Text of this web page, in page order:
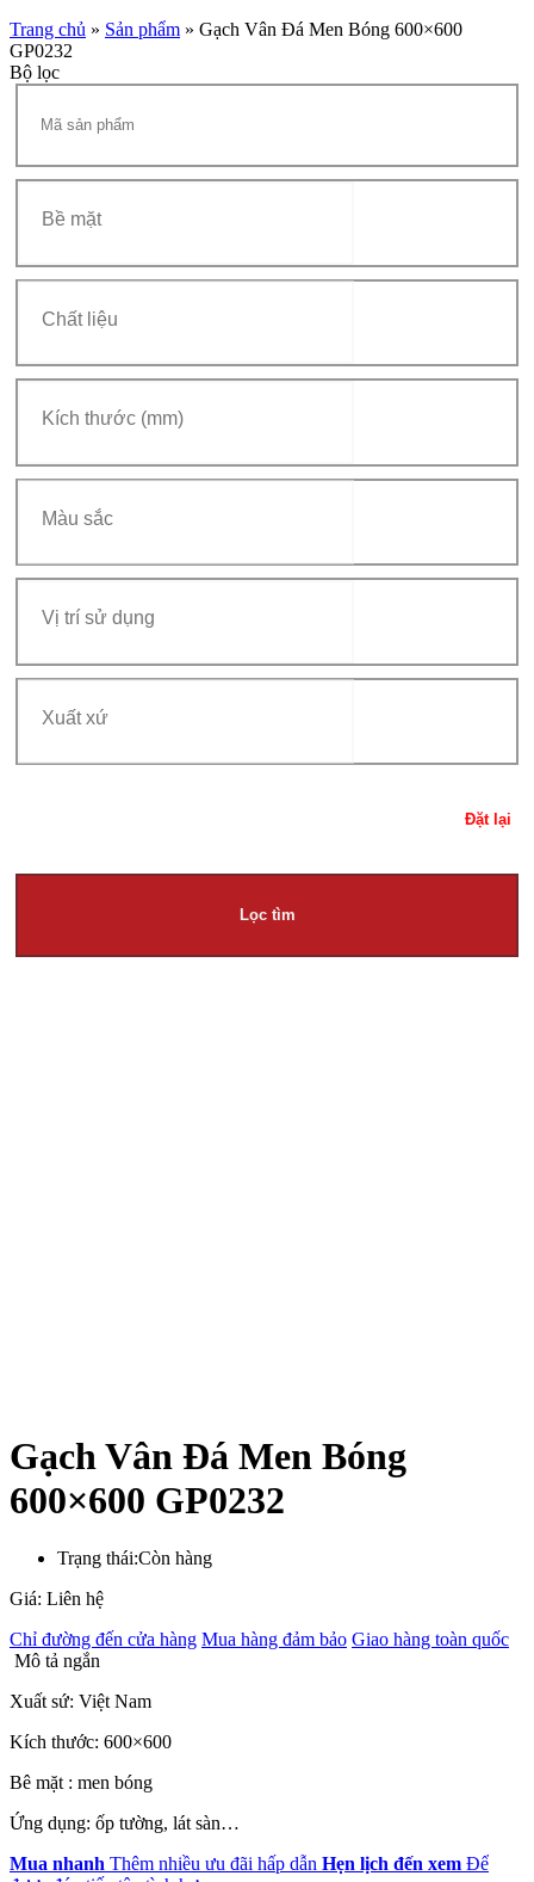
Trang chủ » Sản phẩm » Gạch Vân Đá Men Bóng 600×600
GP0232
Bộ lọc
Đặt lại
Lọc tìm
Gạch Vân Đá Men Bóng
600×600 GP0232
Trạng thái:Còn hàng
Giá: Liên hệ
Chỉ đường đến cửa hàng Mua hàng đảm bảo Giao hàng toàn quốc
Mô tả ngắn
Xuất sứ: Việt Nam
Kích thước: 600×600
Bê mặt : men bóng
Ứng dụng: ốp tường, lát sàn…
Mua nhanh Thêm nhiều ưu đãi hấp dẫn Hẹn lịch đến xem Để